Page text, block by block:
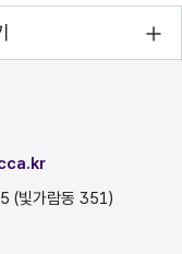
(빛가람동 351)